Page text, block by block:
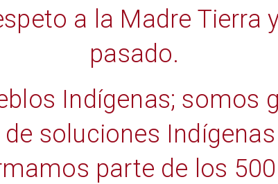
a la Madre Tierra
pasado.
Indígenas; somos
soluciones
parte de los